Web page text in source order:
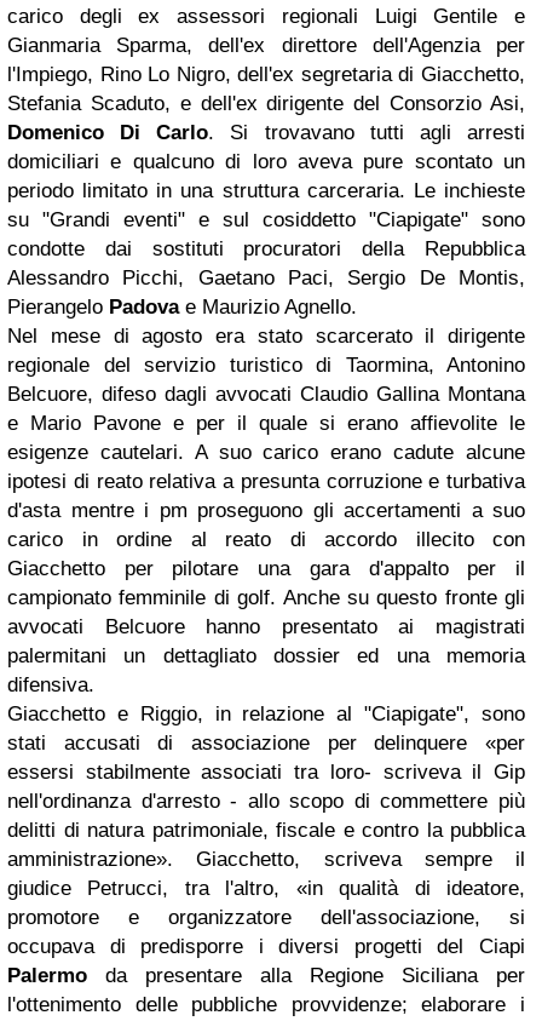
carico degli ex assessori regionali Luigi Gentile e
Gianmaria Sparma, dell'ex direttore dell'Agenzia per
l'Impiego, Rino Lo Nigro, dell'ex segretaria di Giacchetto,
Stefania Scaduto, e dell'ex dirigente del Consorzio Asi,
Domenico Di Carlo. Si trovavano tutti agli arresti
domiciliari e qualcuno di loro aveva pure scontato un
periodo limitato in una struttura carceraria. Le inchieste
su "Grandi eventi" e sul cosiddetto "Ciapigate" sono
condotte dai sostituti procuratori della Repubblica
Alessandro Picchi, Gaetano Paci, Sergio De Montis,
Pierangelo Padovae Maurizio Agnello.
Nel mese di agosto era stato scarcerato il dirigente
regionale del servizio turistico di Taormina, Antonino
Belcuore, difeso dagli avvocati Claudio Gallina Montana
e Mario Pavone e per il quale si erano affievolite le
esigenze cautelari. A suo carico erano cadute alcune
ipotesi di reato relativa a presunta corruzione e turbativa
d'asta mentre i pm proseguono gli accertamenti a suo
carico in ordine al reato di accordo illecito con
Giacchetto per pilotare una gara d'appalto per il
campionato femminile di golf. Anche su questo fronte gli
avvocati Belcuore hanno presentato ai magistrati
palermitani un dettagliato dossier ed una memoria
difensiva.
Giacchetto e Riggio, in relazione al "Ciapigate", sono
stati accusati di associazione per delinquere «per
essersi stabilmente associati tra loro- scriveva il Gip
nell'ordinanza d'arresto - allo scopo di commettere più
delitti di natura patrimoniale, fiscale e contro la pubblica
amministrazione». Giacchetto, scriveva sempre il
giudice Petrucci, tra l'altro, «in qualità di ideatore,
promotore e organizzatore dell'associazione, si
occupava di predisporre i diversi progetti del Ciapi
Palermo da presentare alla Regione Siciliana per
l'ottenimento delle pubbliche provvidenze; elaborare i